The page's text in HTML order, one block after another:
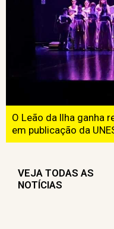
Ibermúsicas tem 13
campo da música da
VEJA TODAS AS
NOTÍCIAS